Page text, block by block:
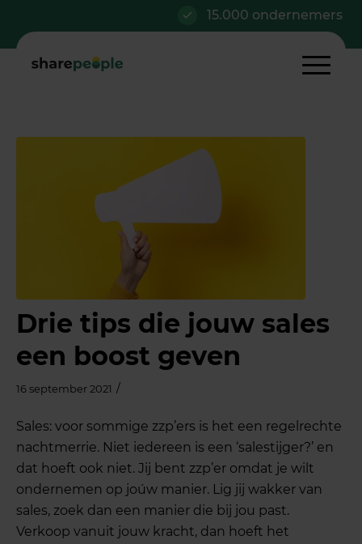
15.000 ondernemers
Drie tips die jouw sales
een boost geven
16 september 2021 /
Sales: voor sommige zzp’ers is het een regelrechte
nachtmerrie. Niet iedereen is een ‘salestijger?’ en
dat hoeft ook niet. Jij bent zzp’er omdat je wilt
ondernemen op joúw manier. Lig jij wakker van
sales, zoek dan een manier die bij jou past.
Verkoop vanuit jouw kracht, dan hoeft het